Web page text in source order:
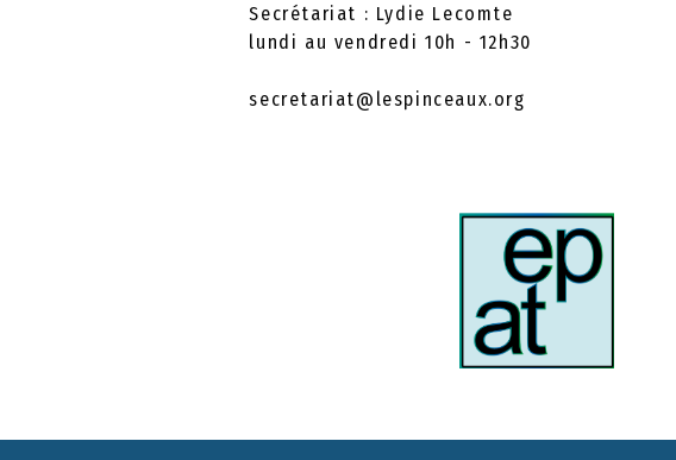
Secrétariat : Lydie Lecomte
lundi au vendredi 10h - 12h30
secretariat@lespinceaux.org